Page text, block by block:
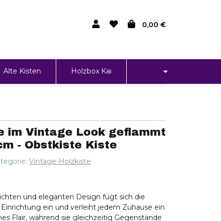
0,00 €
Alte Kisten Holzbox Kai
im Vintage Look geflammt
- Obstkiste Kiste
Vintage-Holzkiste
und eleganten Design fügt sich die
ein und verleiht jedem Zuhause ein
Flair, während sie gleichzeitig Gegenstände